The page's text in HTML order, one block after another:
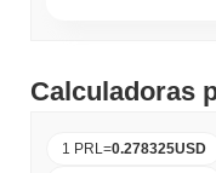
Calculadoras
1 PRL=0.278325USD